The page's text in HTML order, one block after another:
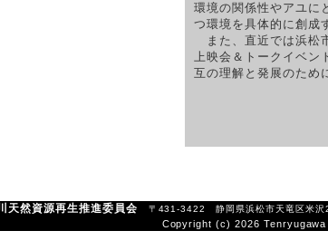
環境の関係性やアユに
つ環境を具体的に創成
また、直近では浜松
上映会＆トークイベン
互の理解と発展のため
天然資源再生推進委員会 〒431-3422 静岡県浜松市天竜区米
Copyright (c) 2026